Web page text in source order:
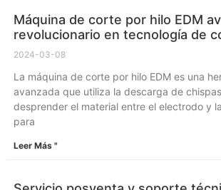
Máquina de corte por hilo EDM
revolucionario en tecnología de
2024-03-08
La máquina de corte por hilo EDM es una
avanzada que utiliza la descarga de
desprender el material entre el electrodo y
para
Leer Más "